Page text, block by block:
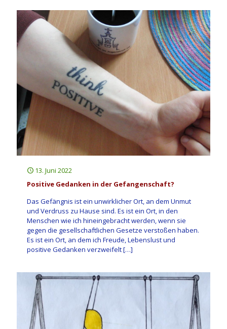
13. Juni 2022
Positive Gedanken in der Gefangenschaft?
Das Gefängnis ist ein unwirklicher Ort, an dem Unmut
und Verdruss zu Hause sind. Es ist ein Ort, in den
Menschen wie ich hineingebracht werden, wenn sie
gegen die gesellschaftlichen Gesetze verstoßen haben.
Es ist ein Ort, an dem ich Freude, Lebenslust und
positive Gedanken verzweifelt[…]